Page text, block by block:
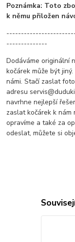
Poznámka: Toto
k němu přiložen
--------------
Dodáváme originální
kočárek může být
námi. Stačí zaslat
adresu
navrhne nejlepší
zaslat kočárek k nám
opravíme a také za
odeslat, můžete si